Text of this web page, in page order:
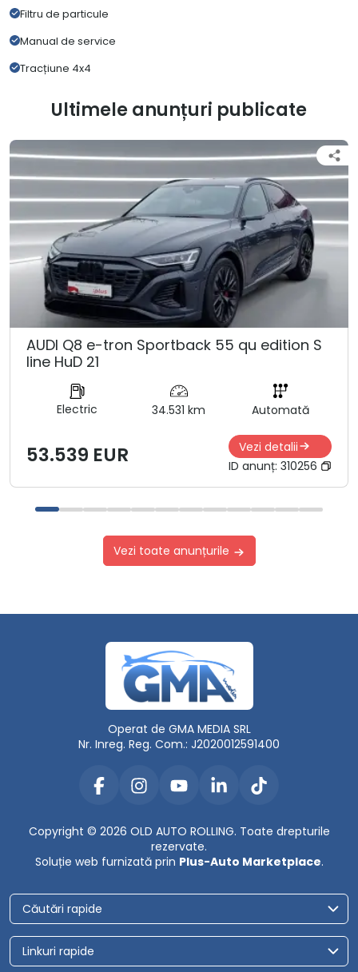
Filtru de particule
Manual de service
Tracțiune 4x4
Ultimele anunțuri publicate
AUDI Q8 e-tron Sportback 55 qu edition S
line HuD 21
Electric 34.531 km Automată
53.539 EUR
Vezi detalii
ID anunț: 310256
Vezi toate anunțurile
Operat de GMA MEDIA SRL
Nr. Inreg. Reg. Com.: J2020012591400
Copyright © 2026 OLD AUTO ROLLING. Toate drepturile
rezervate.
Soluție web furnizată prin Plus-Auto Marketplace.
Căutări rapide
Linkuri rapide